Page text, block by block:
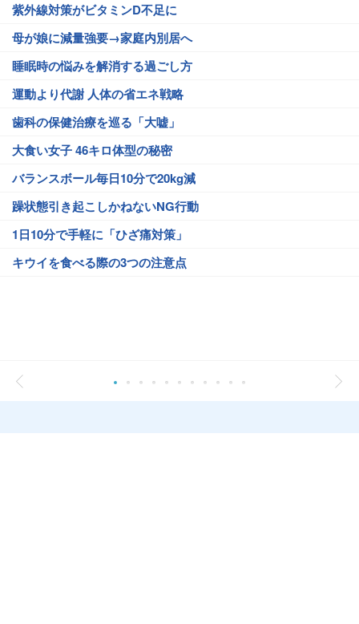
紫外線対策がビタミンD不足に
母が娘に減量強要→家庭内別居へ
睡眠時の悩みを解消する過ごし方
運動より代謝 人体の省エネ戦略
歯科の保健治療を巡る「大嘘」
大食い女子 46キロ体型の秘密
バランスボール毎日10分で20kg減
躁状態引き起こしかねないNG行動
1日10分で手軽に「ひざ痛対策」
キウイを食べる際の3つの注意点